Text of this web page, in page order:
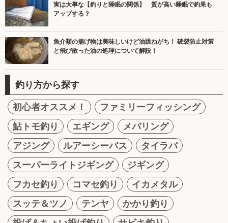
実は大事な【釣りと睡眠の関係】 質が高い睡眠で釣果も
アップする？
魚介類の揚げ物は美味しいけど油跳ねがち！ 破裂防止対策
と飛び散った油の処理について解説！
釣り方から探す
初心者オススメ！
ファミリーフィッシング
鮎トモ釣り
エギング
メバリング
アジング
ルアーシーバス
タイラバ
スーパーライトジギング
ジギング
フカセ釣り
コマセ釣り
イカメタル
スッテ＆ツノ
テンヤ
かかり釣り